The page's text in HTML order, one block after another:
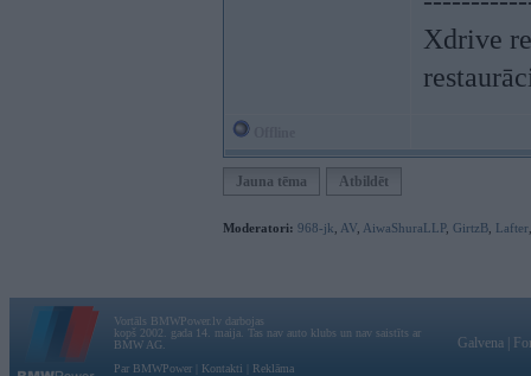
Xdrive
Jauna tēma Atbildēt
Moderatori: 968-jk AV AiwaShuraLLP, GirtzB Lafter
Vortāls BMWPower.lv darbojas
kopš 2002. gada 14. maija. Tas nav auto klubs un nav saistīts ar
BMW AG.
Par BMWPower
Kontakti Reklāma
Galvena